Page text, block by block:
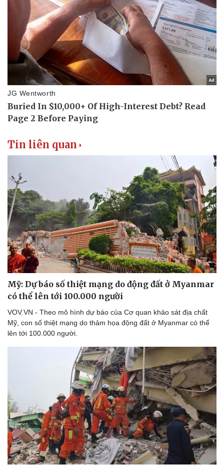
Sân khấu - Điện ảnh
Văn học
Âm nhạc
Di sản
Nghệ sĩ
Thời trang
Sao Việt
Tin liên quan
Mỹ: Dự báo số thiệt mạng do động đất ở Myanmar
có thể lên tới 100.000 người
VOV.VN - Theo mô hình dự báo của Cơ quan khảo sát địa chất
Mỹ, con số thiệt mạng do thảm họa động đất ở Myanmar có thể
lên tới 100.000 người.